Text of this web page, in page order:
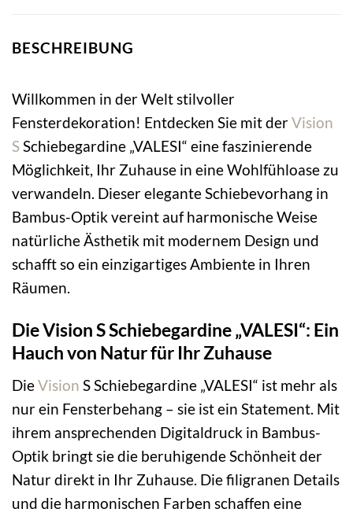
BESCHREIBUNG
Willkommen in der Welt stilvoller
Fensterdekoration! Entdecken Sie mit derVision
S Schiebegardine „VALESI“ eine faszinierende
Möglichkeit, Ihr Zuhause in eine Wohlfühloase zu
verwandeln. Dieser elegante Schiebevorhang in
Bambus-Optik vereint auf harmonische Weise
natürliche Ästhetik mit modernem Design und
schafft so ein einzigartiges Ambiente in Ihren
Räumen.
Die Vision S Schiebegardine „VALESI“: Ein
Hauch von Natur für Ihr Zuhause
DieVision S Schiebegardine „VALESI“ ist mehr als
nur ein Fensterbehang – sie ist ein Statement. Mit
ihrem ansprechenden Digitaldruck in Bambus-
Optik bringt sie die beruhigende Schönheit der
Natur direkt in Ihr Zuhause. Die filigranen Details
und die harmonischen Farben schaffen eine